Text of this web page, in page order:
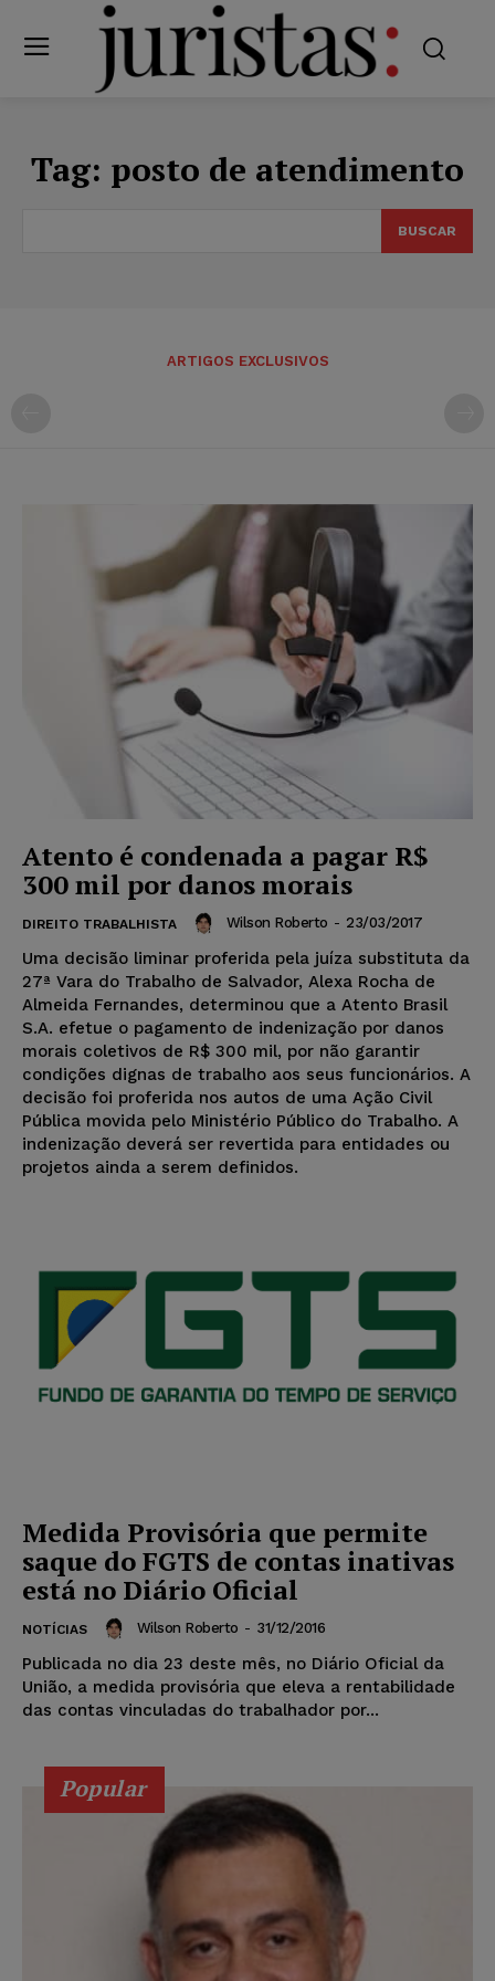
Tag: posto de atendimento
BUSCAR
ARTIGOS EXCLUSIVOS
Atento é condenada a pagar R$
300 mil por danos morais
DIREITO TRABALHISTA Wilson Roberto - 23/03/2017
Uma decisão liminar proferida pela juíza substituta da
27ª Vara do Trabalho de Salvador, Alexa Rocha de
Almeida Fernandes, determinou que a Atento Brasil
S.A. efetue o pagamento de indenização por danos
morais coletivos de R$ 300 mil, por não garantir
condições dignas de trabalho aos seus funcionários. A
decisão foi proferida nos autos de uma Ação Civil
Pública movida pelo Ministério Público do Trabalho. A
indenização deverá ser revertida para entidades ou
projetos ainda a serem definidos.
Medida Provisória que permite
saque do FGTS de contas inativas
está no Diário Oficial
NOTÍCIAS Wilson Roberto - 31/12/2016
Publicada no dia 23 deste mês, no Diário Oficial da
União, a medida provisória que eleva a rentabilidade
das contas vinculadas do trabalhador por...
Popular